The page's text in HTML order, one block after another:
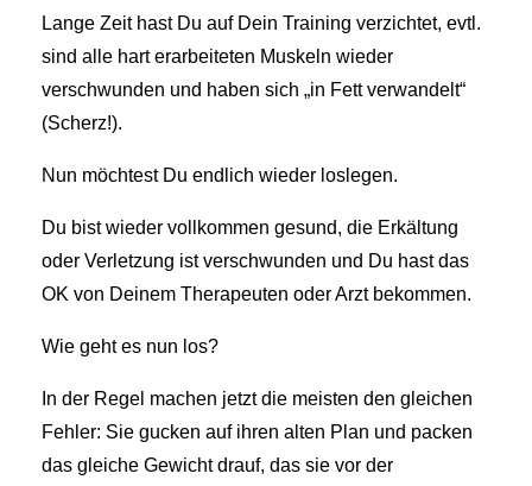
Lange Zeit hast Du auf Dein Training verzichtet, evtl.
sind alle hart erarbeiteten Muskeln wieder
verschwunden und haben sich „in Fett verwandelt“
(Scherz!).
Nun möchtest Du endlich wieder loslegen.
Du bist wieder vollkommen gesund, die Erkältung
oder Verletzung ist verschwunden und Du hast das
OK von Deinem Therapeuten oder Arzt bekommen.
Wie geht es nun los?
In der Regel machen jetzt die meisten den gleichen
Fehler: Sie gucken auf ihren alten Plan und packen
das gleiche Gewicht drauf, das sie vor der